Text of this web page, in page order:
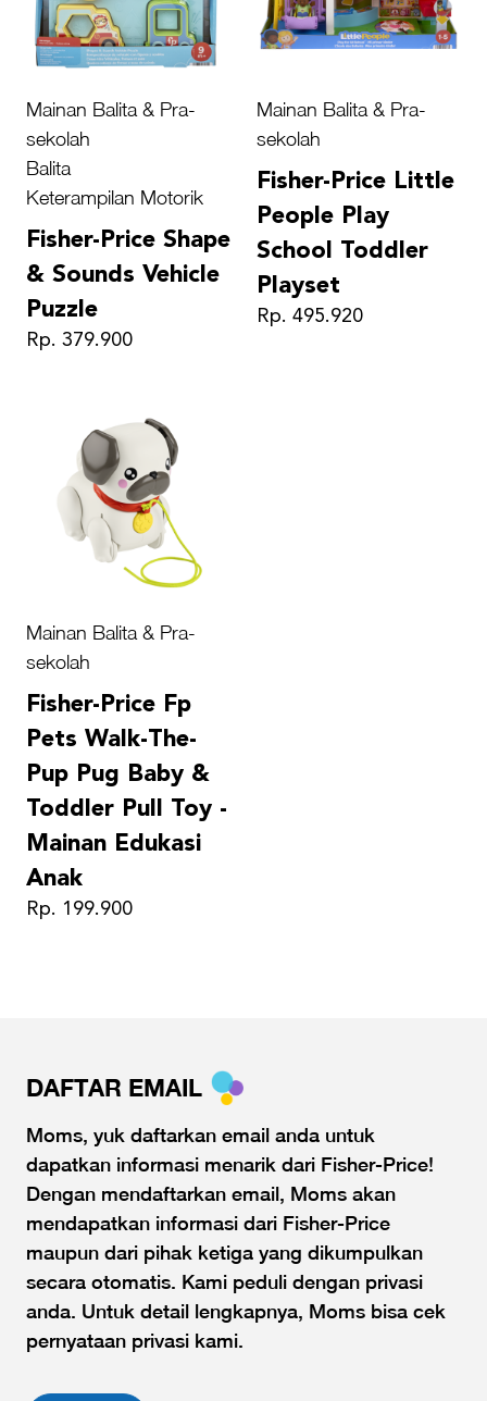
Mainan Balita & Pra-
sekolah
Balita
Keterampilan Motorik
Fisher-Price Shape
& Sounds Vehicle
Puzzle
Rp. 379.900
Mainan Balita & Pra-
sekolah
Fisher-Price Little
People Play
School Toddler
Playset
Rp. 495.920
Mainan Balita & Pra-
sekolah
Fisher-Price Fp
Pets Walk-The-
Pup Pug Baby &
Toddler Pull Toy -
Mainan Edukasi
Anak
Rp. 199.900
DAFTAR EMAIL
Moms, yuk daftarkan email anda untuk
dapatkan informasi menarik dari Fisher-Price!
Dengan mendaftarkan email, Moms akan
mendapatkan informasi dari Fisher-Price
maupun dari pihak ketiga yang dikumpulkan
secara otomatis. Kami peduli dengan privasi
anda. Untuk detail lengkapnya, Moms bisa cek
pernyataan privasi kami.